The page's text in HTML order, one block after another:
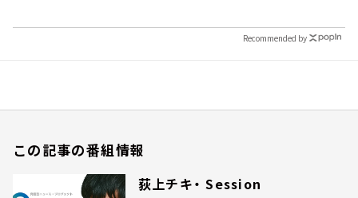
Recommended by
この記事の番組情報
荻上チキ・ Session